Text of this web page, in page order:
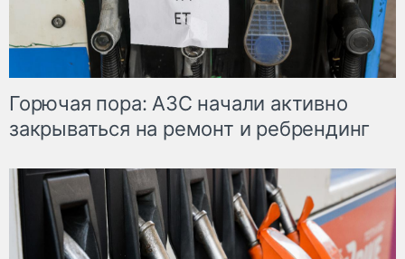
Горючая пора: АЗС начали активно
закрываться на ремонт и ребрендинг